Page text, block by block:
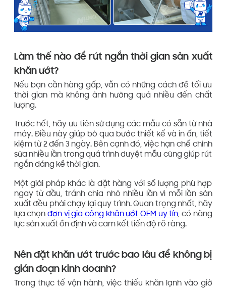
Làm thế nào để rút ngắn thời gian sản xuất
khăn ướt?
Nếu bạn cần hàng gấp, vẫn có những cách để tối ưu
thời gian mà không ảnh hưởng quá nhiều đến chất
lượng.
Trước hết, hãy ưu tiên sử dụng các mẫu có sẵn từ nhà
máy. Điều này giúp bỏ qua bước thiết kế và in ấn, tiết
kiệm từ 2 đến 3 ngày. Bên cạnh đó, việc hạn chế chỉnh
sửa nhiều lần trong quá trình duyệt mẫu cũng giúp rút
ngắn đáng kể thời gian.
Một giải pháp khác là đặt hàng với số lượng phù hợp
ngay từ đầu, tránh chia nhỏ nhiều lần vì mỗi lần sản
xuất đều phải chạy lại quy trình. Quan trọng nhất, hãy
lựa chọn đơn vị gia công khăn ướt OEM uy tín, có năng
lực sản xuất ổn định và cam kết tiến độ rõ ràng.
Nên đặt khăn ướt trước bao lâu để không bị
gián đoạn kinh doanh?
Trong thực tế vận hành, việc thiếu khăn lạnh vào giờ